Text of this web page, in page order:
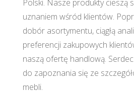
Polski. Nasze produkty cieszą
uznaniem wśród klientów.
dobór asortymentu, ciągłą
preferencji zakupowych
naszą ofertę handlową.
do zapoznania się ze
mebli.